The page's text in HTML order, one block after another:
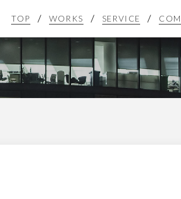
TOP WORKS SERVICE